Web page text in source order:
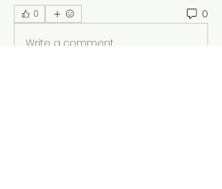
0 0
Write a comment...